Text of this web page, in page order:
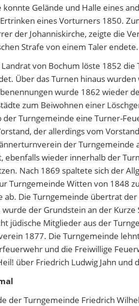
Gelände und Halle eines
eines Vorturners 1850.
der Johanniskirche, zeigte die
Strafe von einem Taler endete.
von Bochum löste 1852
Über das Turnen hinaus
wurde 1862 wieder
zum Beiwohnen einer
der Turngemeinde eine Turner-
der allerdings vom
der Turngemeinde
ebenfalls wieder innerhalb der
Nach 1869 spaltete sich der
Turngemeinde Witten von 1848
ab. Die Turngemeinde übertrat
der Grundstein an der
jüdische Mitglieder aus der
1877. Die Turngemeinde
und die Freiwillige
über Friedrich Ludwig Jahn
der Turngemeinde Friedrich